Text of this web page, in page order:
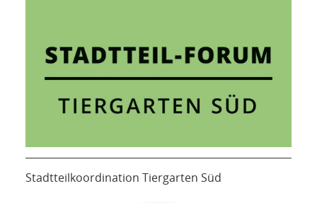
Stadtteilkoordination Tiergarten Süd